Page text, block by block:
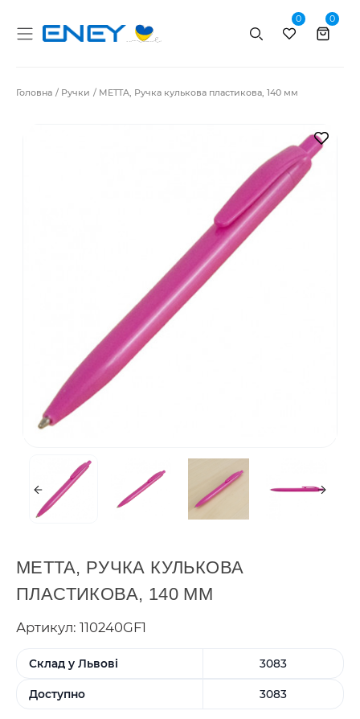
Пошук
0 0
Головна Ручки METTA, Ручка кулькова пластикова, 140 мм
В
METTA, РУЧКА КУЛЬКОВА
ПЛАСТИКОВА, 140 ММ
Артикул: 110240GF1
Склад у Львові 3083
Доступно 3083